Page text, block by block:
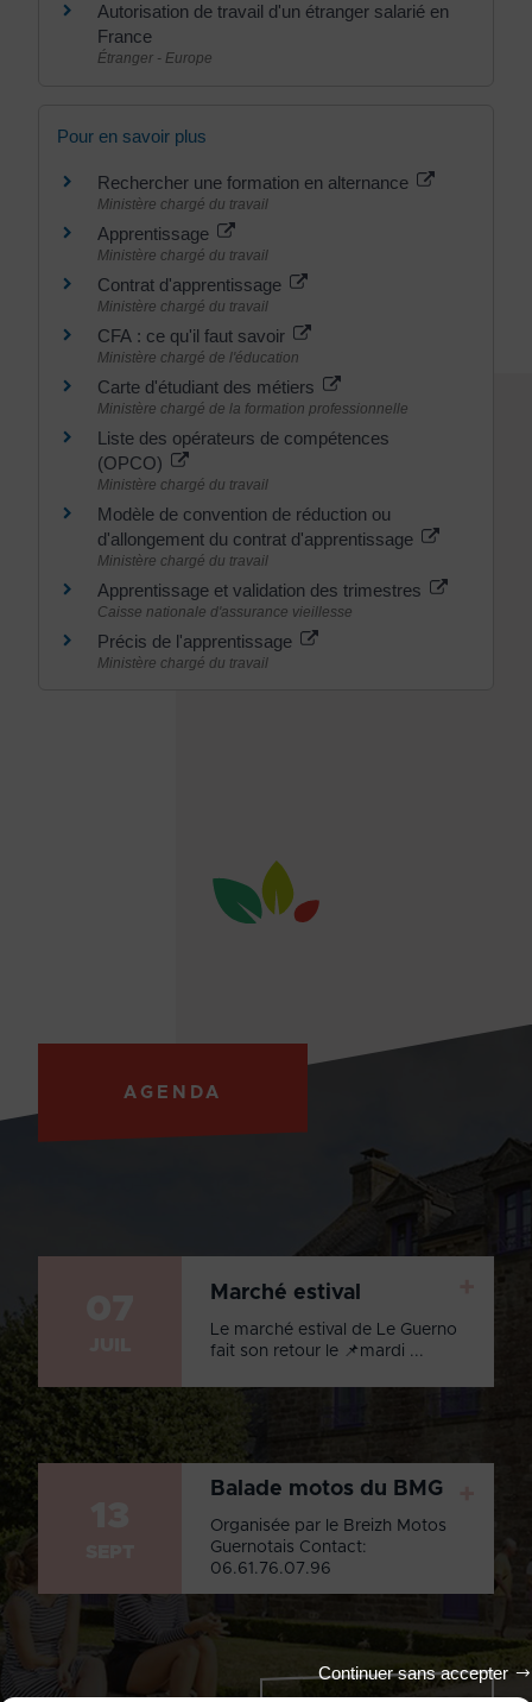
Continuer sans accepter
Autorisation de travail d'un étranger salarié en
France
Étranger - Europe
Pour en savoir plus
Rechercher une formation en alternance
Ministère chargé du travail
Apprentissage
Ministère chargé du travail
Contrat d'apprentissage
Ministère chargé du travail
CFA : ce qu'il faut savoir
Ministère chargé de l'éducation
Carte d'étudiant des métiers
Ministère chargé de la formation professionnelle
Liste des opérateurs de compétences
(OPCO)
Ministère chargé du travail
Modèle de convention de réduction ou
d'allongement du contrat d'apprentissage
Ministère chargé du travail
Apprentissage et validation des trimestres
Caisse nationale d'assurance vieillesse
Précis de l'apprentissage
Ministère chargé du travail
AGENDA
Marché estival
Le marché estival de Le Guerno
fait son retour le 📌mardi ...
Balade motos du BMG
Organisée par le Breizh Motos
Guernotais Contact:
06.61.76.07.96